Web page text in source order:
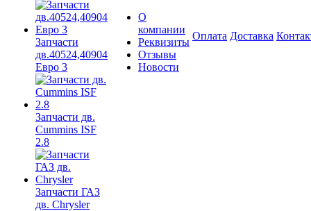
Запчасти
дв.40524,40904
Евро 3
Запчасти дв.
Cummins ISF
2.8
Запчасти ГАЗ
дв. Chrysler
О
компании
Реквизиты
Отзывы
Новости
Оплата Доставка